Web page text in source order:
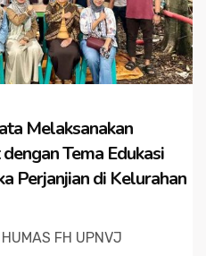
Melaksanakan
Tema Edukasi
Perjanjian di Kelurahan
HUMAS FH UPNVJ